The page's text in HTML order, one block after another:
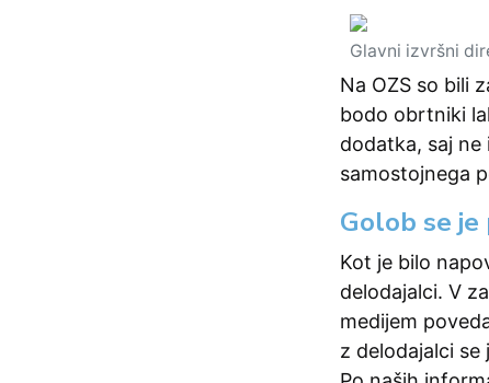
Glavni izvršni
Na OZS so bili
bodo obrtniki
dodatka, saj
samostojnega
Golob se
Kot je bilo
delodajalci. V
medijem
z delodajalci se